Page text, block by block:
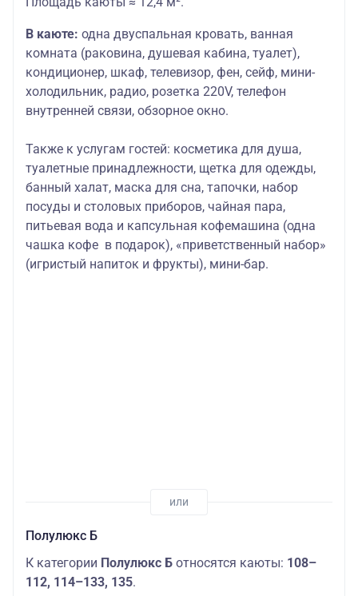
В каюте: одна двуспальная кровать, ванная
комната (раковина, душевая кабина, туалет),
кондиционер, шкаф, телевизор, фен, сейф, мини-
холодильник, радио, розетка 220V, телефон
внутренней связи, обзорное окно.
Также к услугам гостей: косметика для душа,
туалетные принадлежности, щетка для одежды,
банный халат, маска для сна, тапочки, набор
посуды и столовых приборов, чайная пара,
питьевая вода и капсульная кофемашина (одна
чашка кофе в подарок), «приветственный набор»
(игристый напиток и фрукты), мини-бар.
Полулюкс Б
К категории Полулюкс Б относятся каюты: 108–
112, 114–133, 135.